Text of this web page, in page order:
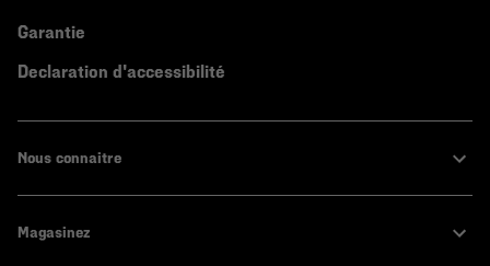
Garantie
Declaration d'accessibilité
Nous connaitre
Magasinez